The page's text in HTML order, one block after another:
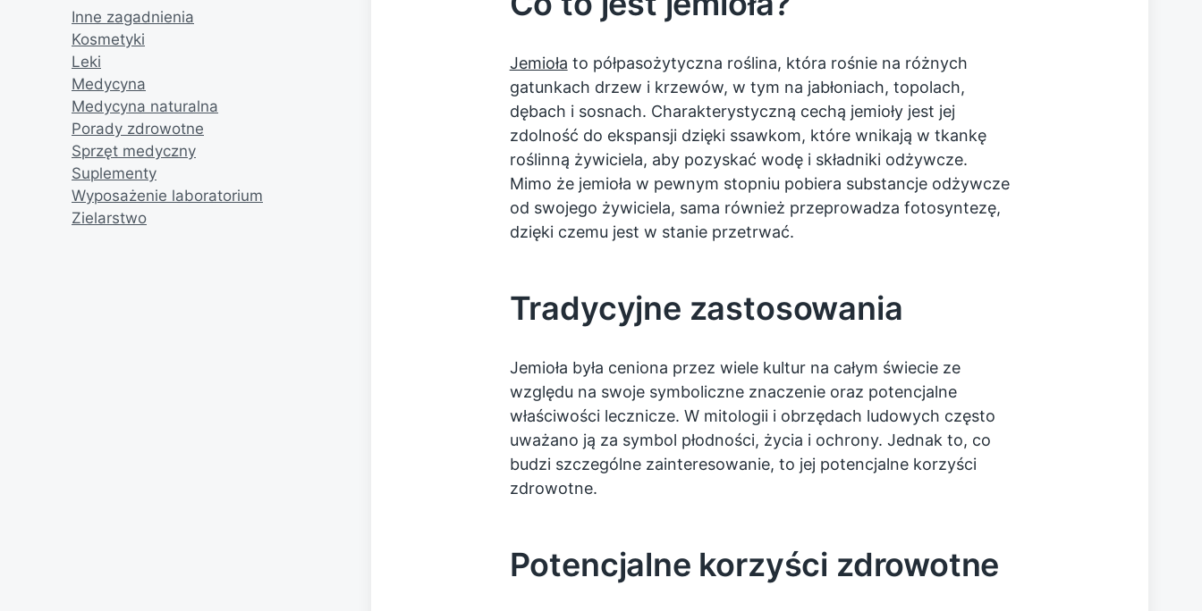
Inne zagadnienia
Kosmetyki
Leki
Medycyna
Medycyna naturalna
Porady zdrowotne
Sprzęt medyczny
Suplementy
Wyposażenie laboratorium
Zielarstwo
Jemioła to półpasożytyczna roślina, która rośnie na różnych
gatunkach drzew i krzewów, w tym na jabłoniach, topolach,
dębach i sosnach. Charakterystyczną cechą jemioły jest jej
zdolność do ekspansji dzięki ssawkom, które wnikają w tkankę
roślinną żywiciela, aby pozyskać wodę i składniki odżywcze.
Mimo że jemioła w pewnym stopniu pobiera substancje odżywcze
od swojego żywiciela, sama również przeprowadza fotosyntezę,
dzięki czemu jest w stanie przetrwać.
Tradycyjne zastosowania
Jemioła była ceniona przez wiele kultur na całym świecie ze
względu na swoje symboliczne znaczenie oraz potencjalne
właściwości lecznicze. W mitologii i obrzędach ludowych często
uważano ją za symbol płodności, życia i ochrony. Jednak to, co
budzi szczególne zainteresowanie, to jej potencjalne korzyści
zdrowotne.
Potencjalne korzyści zdrowotne